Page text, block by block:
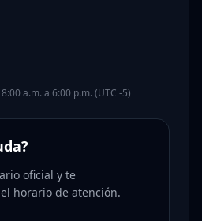
a.m. a 6:00 p.m. (UTC -5)
oficial y te
horario de atención.